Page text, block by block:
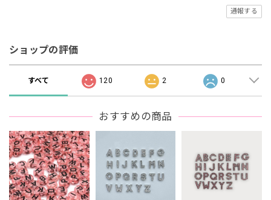
通報する
ショップの評価
すべて 120 2 0
おすすめの商品